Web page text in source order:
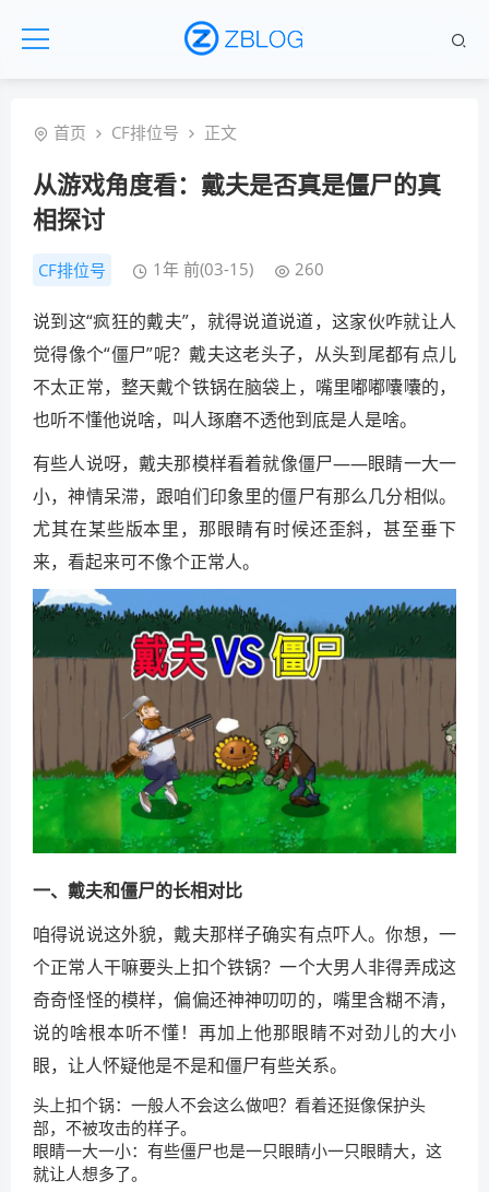
首页 CF排位号 正文
从游戏角度看：戴夫是否真是僵尸的真
相探讨
CF排位号 1年 前(03-15) 260
说到这“疯狂的戴夫”，就得说道说道，这家伙咋就让人
觉得像个“僵尸”呢？戴夫这老头子，从头到尾都有点儿
不太正常，整天戴个铁锅在脑袋上，嘴里嘟嘟囔囔的，
也听不懂他说啥，叫人琢磨不透他到底是人是啥。
有些人说呀，戴夫那模样看着就像僵尸——眼睛一大一
小，神情呆滞，跟咱们印象里的僵尸有那么几分相似。
尤其在某些版本里，那眼睛有时候还歪斜，甚至垂下
来，看起来可不像个正常人。
一、戴夫和僵尸的长相对比
咱得说说这外貌，戴夫那样子确实有点吓人。你想，一
个正常人干嘛要头上扣个铁锅？一个大男人非得弄成这
奇奇怪怪的模样，偏偏还神神叨叨的，嘴里含糊不清，
说的啥根本听不懂！再加上他那眼睛不对劲儿的大小
眼，让人怀疑他是不是和僵尸有些关系。
头上扣个锅：一般人不会这么做吧？看着还挺像保护头
部，不被攻击的样子。
眼睛一大一小：有些僵尸也是一只眼睛小一只眼睛大，这
就让人想多了。